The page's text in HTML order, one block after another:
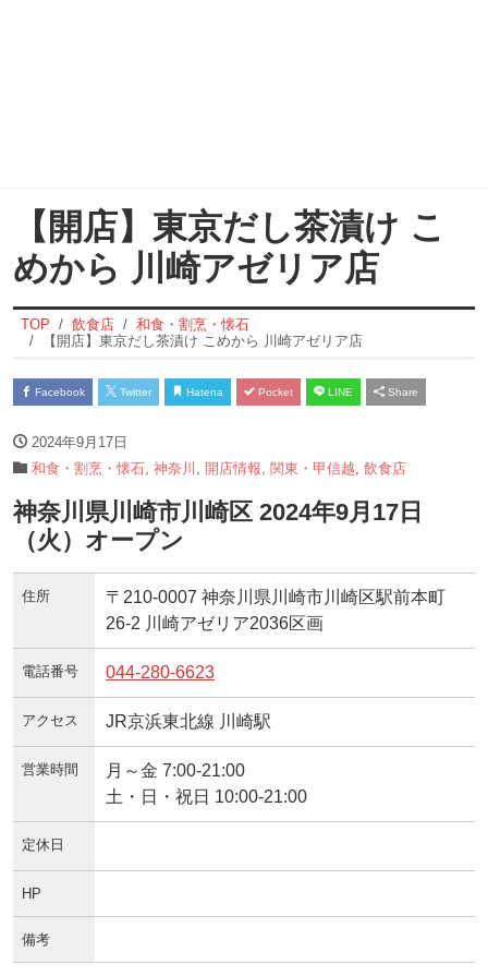
【開店】東京だし茶漬け こ
めから 川崎アゼリア店
TOP 飲食店
和食・割烹・懐石
【開店】東京だし茶漬け こめから 川崎アゼリア店
Facebook Twitter Hatena Pocket LINE Share
2024年9月17日
和食・割烹・懐石 神奈川 開店情報 関東・甲信越 飲食店
神奈川県川崎市川崎区 2024年9月17日
（火）オープン
住所
〒210-0007 神奈川県川崎市川崎区駅前本町
26-2 川崎アゼリア2036区画
電話番号 044-280-6623
アクセス JR京浜東北線 川崎駅
営業時間
月～金 7:00-21:00
土・日・祝日 10:00-21:00
定休日
HP
備考